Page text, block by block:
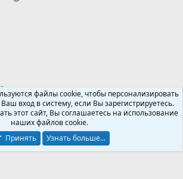
и правила
Помощь
файлы cookie, чтобы персонализировать
вход в систему, если Вы зарегистрируетесь.
этот сайт, Вы соглашаетесь на использование
наших файлов cookie.
Принять
Узнать больше...